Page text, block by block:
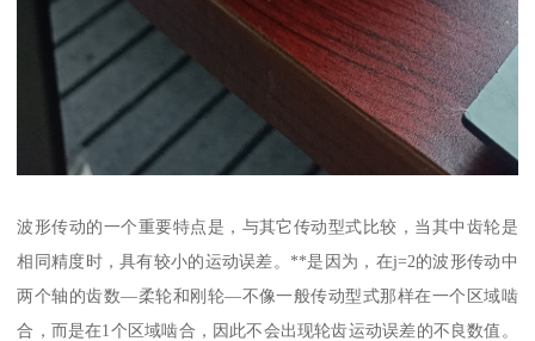
波形传动的一个重要特点是，与其它传动型式比较，当其中齿轮是
相同精度时，具有较小的运动误差。**是因为，在j=2的波形传动中
两个轴的齿数—柔轮和刚轮—不像一般传动型式那样在一个区域啮
合，而是在1个区域啮合，因此不会出现轮齿运动误差的不良数值。